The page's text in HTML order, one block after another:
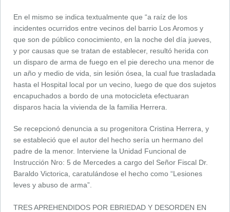
En el mismo se indica textualmente que “a raíz de los
incidentes ocurridos entre vecinos del barrio Los Aromos y
que son de público conocimiento, en la noche del día jueves,
y por causas que se tratan de establecer, resultó herida con
un disparo de arma de fuego en el pie derecho una menor de
un año y medio de vida, sin lesión ósea, la cual fue trasladada
hasta el Hospital local por un vecino, luego de que dos sujetos
encapuchados a bordo de una motocicleta efectuaran
disparos hacia la vivienda de la familia Herrera.
Se recepcionó denuncia a su progenitora Cristina Herrera, y
se estableció que el autor del hecho sería un hermano del
padre de la menor. Interviene la Unidad Funcional de
Instrucción Nro: 5 de Mercedes a cargo del Señor Fiscal Dr.
Baraldo Victorica, caratulándose el hecho como “Lesiones
leves y abuso de arma”.
TRES APREHENDIDOS POR EBRIEDAD Y DESORDEN EN